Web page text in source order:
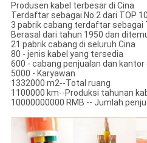
Produsen kabel terbesar di Cina
Terdaftar sebagai No.2 dari TOP
3 pabrik cabang terdaftar sebagai
Berasal dari tahun 1950 dan
21 pabrik cabang di seluruh Cina
80 - jenis kabel yang tersedia
600 - cabang penjualan dan kantor
5000 - Karyawan
1332000 m2--Total ruang
1100000 km--Produksi tahunan
10000000000 RMB -- Jumlah